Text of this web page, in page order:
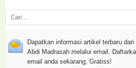
Dapatkan informasi artikel terbaru dari
Abdi Madrasah melalui email.
email anda sekarang, Gratiss!